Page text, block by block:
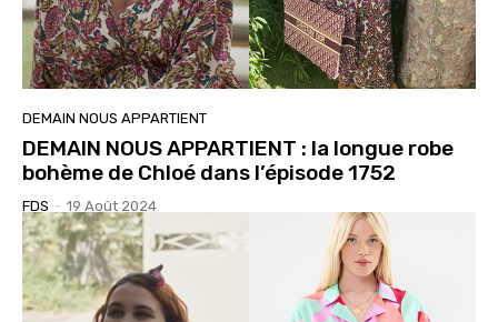
DEMAIN NOUS APPARTIENT
DEMAIN NOUS APPARTIENT : la longue robe
bohème de Chloé dans l’épisode 1752
FDS - 19 Août 2024